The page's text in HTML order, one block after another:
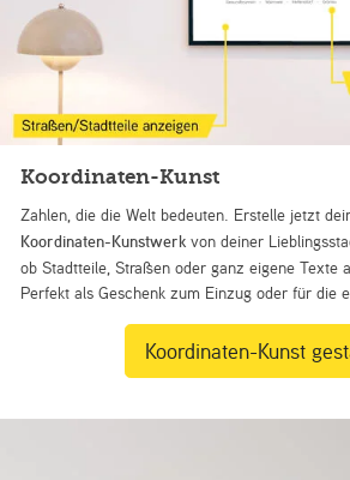
Koordinaten-Kunst
Zahlen, die die Welt bedeuten. Erstelle jetzt
Koordinaten-Kunstwerk von deiner
ob Stadtteile, Straßen oder ganz eigene Texte
Perfekt als Geschenk zum Einzug oder für die
Koordinaten-Kunst